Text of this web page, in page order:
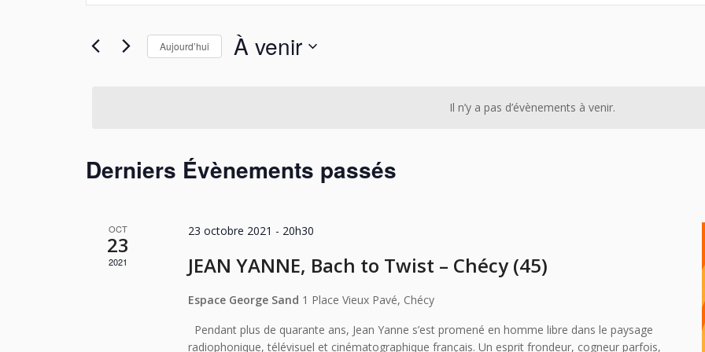
Il n’y a pas d’évènements à venir.
navigation
de
vues
Évènements
Aujourd’hui À venir
Derniers Évènements passés
OCT
23
2021
23 octobre 2021 - 20h30
JEAN YANNE, Bach to Twist – Chécy (45)
Espace George Sand 1 Place Vieux Pavé, Chécy
Pendant plus de quarante ans, Jean Yanne s’est promené en homme libre dans le paysage
radiophonique, télévisuel et cinématographique français. Un esprit frondeur, cogneur parfois,